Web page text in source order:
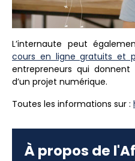
L’internaute peut
cours en ligne gratuits et
entrepreneurs qui
d’un projet numérique.
Toutes les informations sur :
À propos de